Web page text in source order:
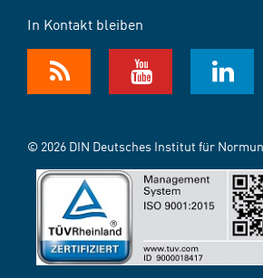
In Kontakt bleiben
© 2026 DIN Deutsches Institut für